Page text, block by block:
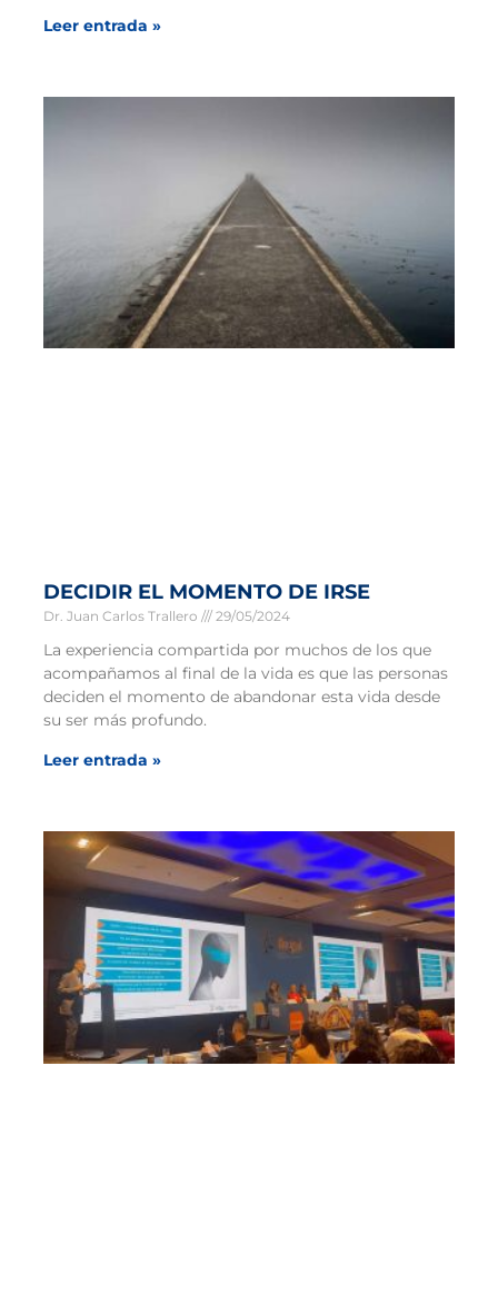
Leer entrada »
DECIDIR EL MOMENTO DE IRSE
Dr. Juan Carlos Trallero 29/05/2024
La experiencia compartida por muchos de los que
acompañamos al final de la vida es que las personas
deciden el momento de abandonar esta vida desde
su ser más profundo.
Leer entrada »